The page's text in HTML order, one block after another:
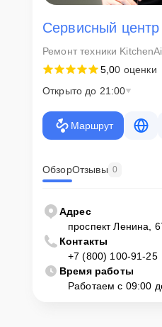
Сервисный центр
Ремонт техники
5,00 оценки
Открыто до 21:00
Маршрут
ОбзорОтзывы 0
Адрес
проспект Ленина,
Контакты
+7 (800) 100-91-25
Время работы
Работаем с 09:00